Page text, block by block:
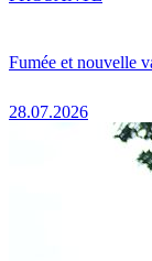
Fumée et nouvelle
28.07.2026